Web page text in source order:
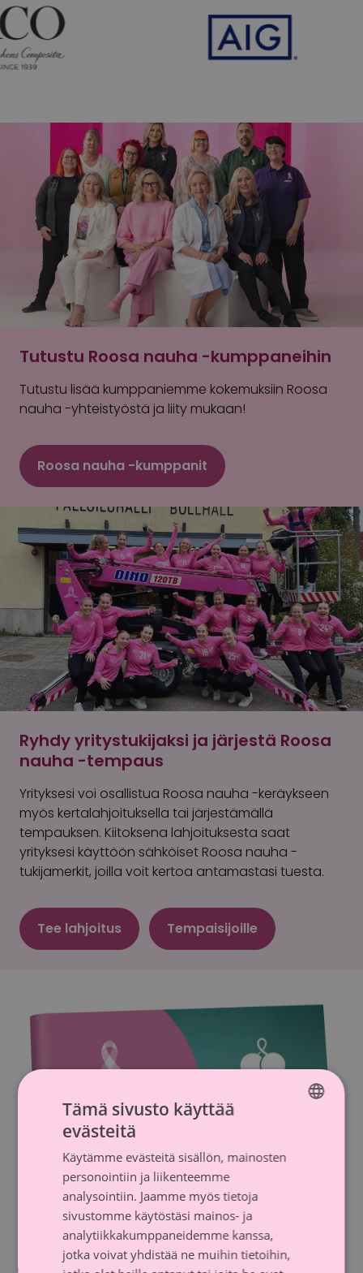
Tutustu Roosa nauha -kumppaneihin
Tutustu lisää kumppaniemme kokemuksiin Roosa
nauha -yhteistyöstä ja liity mukaan!
Roosa nauha -kumppanit
Ryhdy yritystukijaksi ja järjestä Roosa
nauha -tempaus
Yrityksesi voi osallistua Roosa nauha -keräykseen
myös kertalahjoituksella tai järjestämällä
tempauksen. Kiitoksena lahjoituksesta saat
yrityksesi käyttöön sähköiset Roosa nauha -
tukijamerkit, joilla voit kertoa antamastasi tuesta.
Tee lahjoitus Tempaisijoille
Lataa tempaisijaopas
SWEDISH
Tämä sivusto käyttää
evästeitä
Käytämme evästeitä sisällön, mainosten
personointiin ja liikenteemme
analysointiin. Jaamme myös tietoja
sivustomme käytöstäsi mainos- ja
analytiikkakumppaneidemme kanssa,
jotka voivat yhdistää ne muihin tietoihin,